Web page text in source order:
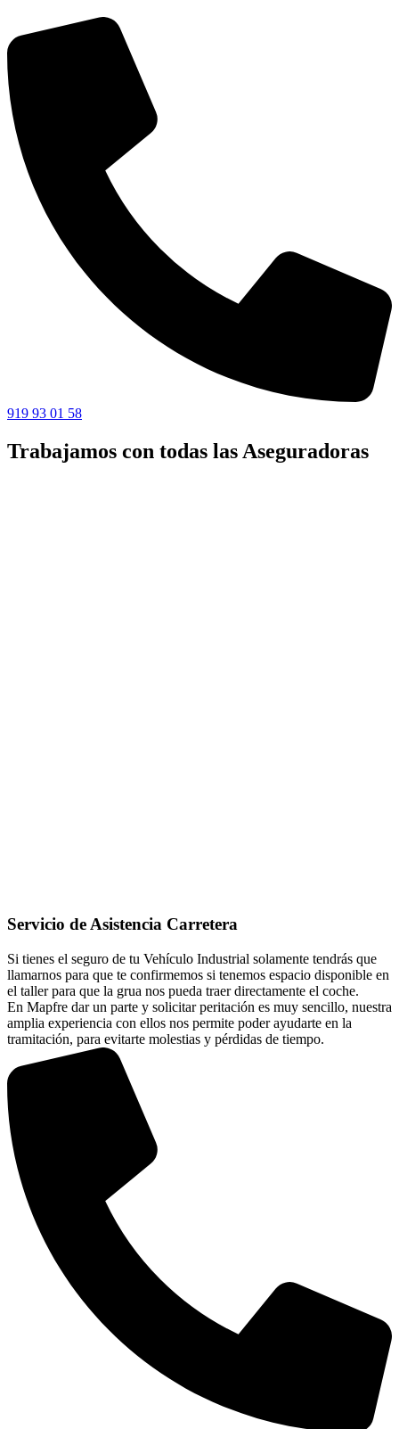
919 93 01 58
Trabajamos con todas las Aseguradoras
Servicio de Asistencia Carretera
Si tienes el seguro de tu Vehículo Industrial solamente tendrás que
llamarnos para que te confirmemos si tenemos espacio disponible en
el taller para que la grua nos pueda traer directamente el coche.
En Mapfre dar un parte y solicitar peritación es muy sencillo, nuestra
amplia experiencia con ellos nos permite poder ayudarte en la
tramitación, para evitarte molestias y pérdidas de tiempo.